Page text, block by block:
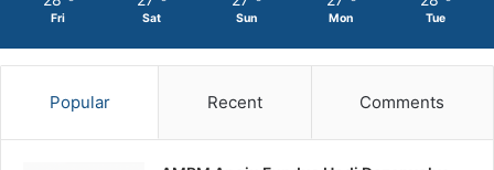
Fri Sat Sun Mon Tue
Popular Recent Comments